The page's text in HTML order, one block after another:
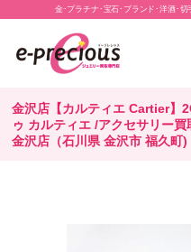
金･プラチナ･宝石･ブランド･洋酒･
金沢店【カルティエ Cartier】
ゥ カルティエ /アクセサリー
金沢店（石川県 金沢市 福久町)